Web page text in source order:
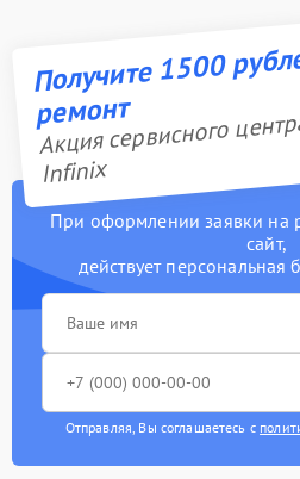
Получите 1500
ремонт
Акция сервисного
Infinix
При оформлении заявки на
сайт,
действует персональная
Отправляя, Вы соглашаетесь с